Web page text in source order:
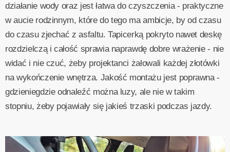
działanie wody oraz jest łatwa do czyszczenia - praktyczne
w aucie rodzinnym, które do tego ma ambicje, by od czasu
do czasu zjechać z asfaltu. Tapicerką pokryto nawet deskę
rozdzielczą i całość sprawia naprawdę dobre wrażenie - nie
widać i nie czuć, żeby projektanci żałowali każdej złotówki
na wykończenie wnętrza. Jakość montażu jest poprawna -
gdzieniegdzie odnaleźć można luzy, ale nie w takim
stopniu, żeby pojawiały się jakieś trzaski podczas jazdy.